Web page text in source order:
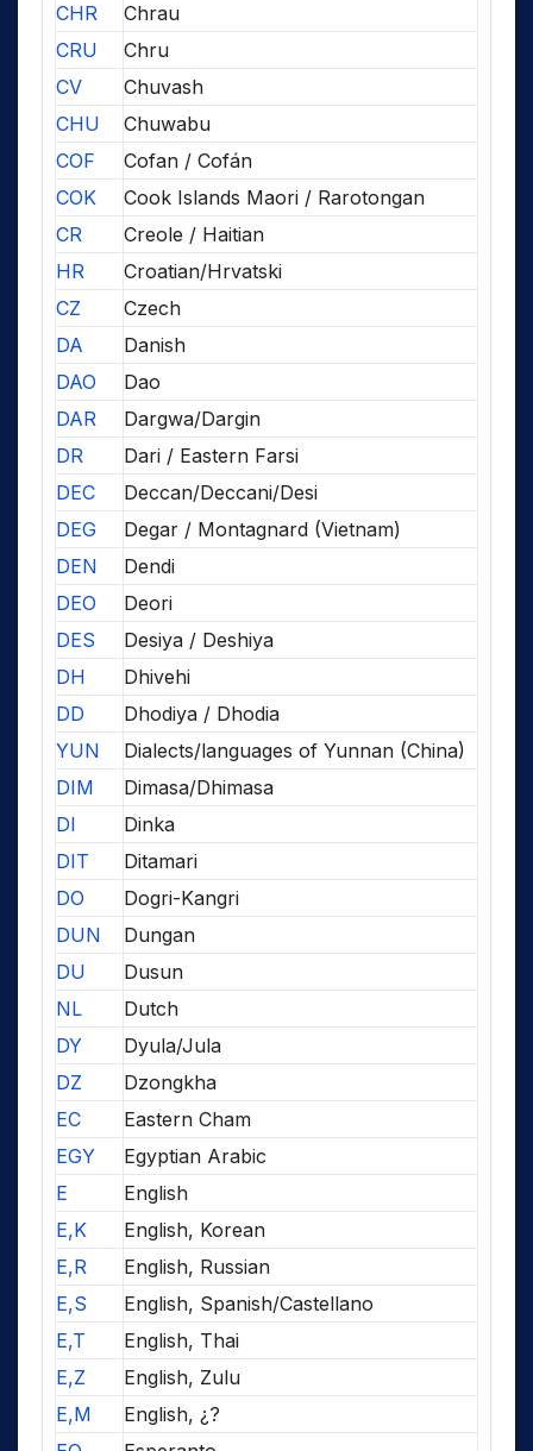
CHR
Chrau
CRU
Chru
CV
Chuvash
CHU
Chuwabu
COF
Cofan / Cofán
COK
Cook Islands Maori / Rarotongan
CR
Creole / Haitian
HR
Croatian/Hrvatski
CZ
Czech
DA
Danish
DAO
Dao
DAR
Dargwa/Dargin
DR
Dari / Eastern Farsi
DEC
Deccan/Deccani/Desi
DEG
Degar / Montagnard (Vietnam)
DEN
Dendi
DEO
Deori
DES
Desiya / Deshiya
DH
Dhivehi
DD
Dhodiya / Dhodia
YUN
Dialects/languages of Yunnan (China)
DIM
Dimasa/Dhimasa
DI
Dinka
DIT
Ditamari
DO
Dogri-Kangri
DUN
Dungan
DU
Dusun
NL
Dutch
DY
Dyula/Jula
DZ
Dzongkha
EC
Eastern Cham
EGY
Egyptian Arabic
E
English
E,K
English, Korean
E,R
English, Russian
E,S
English, Spanish/Castellano
E,T
English, Thai
E,Z
English, Zulu
E,M
English, ¿?